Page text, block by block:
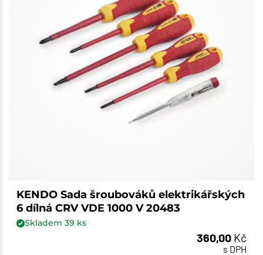
KENDO Sada šroubováků elektrikářských
6 dílná CRV VDE 1000 V 20483
Skladem 39 ks
360,00 Kč
s DPH